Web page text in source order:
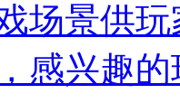
场景供
感兴趣